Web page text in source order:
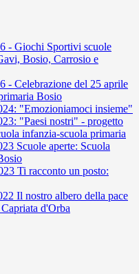
- Giochi Sportivi scuole
Bosio, Carrosio e
- Celebrazione del 25 aprile
Bosio
"Emozioniamoci insieme"
"Paesi nostri" - progetto
infanzia-scuola primaria
Scuole aperte: Scuola
Ti racconto un posto:
Il nostro albero della pace
d'Orba